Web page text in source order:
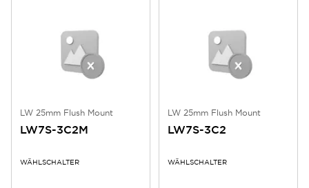
LW 25mm Flush Mount
LW7S-3C2M
WÄHLSCHALTER
LW 25mm Flush Mount
LW7S-3C2
WÄHLSCHALTER